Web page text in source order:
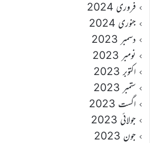
فروری 2024
جنوری 2024
دسمبر 2023
نومبر 2023
اکتوبر 2023
ستمبر 2023
اگست 2023
جولائی 2023
جون 2023